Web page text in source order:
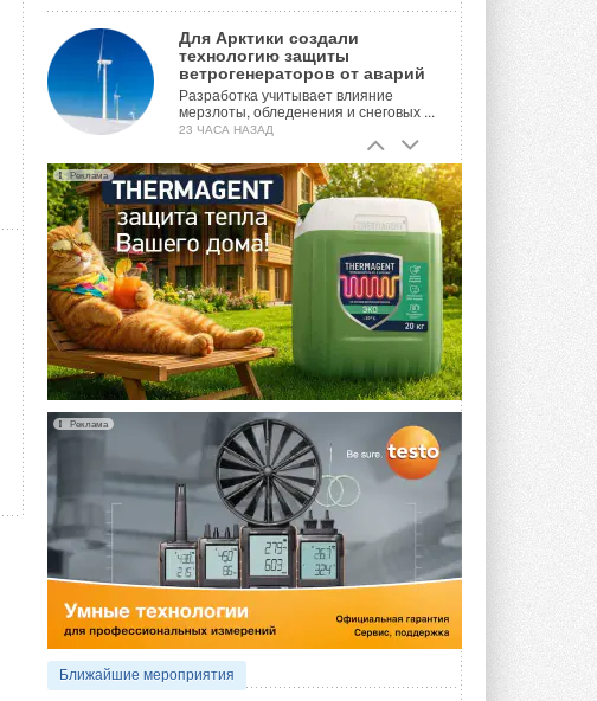
Для Арктики создали
технологию защиты
ветрогенераторов от аварий
Разработка учитывает влияние
мерзлоты, обледенения и снеговых ...
23 ЧАСА НАЗАД
Гибридный тепловой насос PV/T
с одним общим испарителем
Исследователи предложили
конструкцию двухисточникового ...
ВЧЕРА
21-й ежегодный форум
«ЦОД-2026»
Мероприятие пройдет 2-3 сентября в
отеле Radisson Slavyanskaya. Форум
посетит более двух тысяч участников ...
ВЧЕРА
Китайская Shenling представила
линейку тепловых насосов
«воздух-вода» на R290
Серия ThermaX R290 All-In-One
включает три модели ...
4 АВГУСТА 2026
Тепловые насосы в связке с
солнечной генерацией и
накопителем снижают
потребление на 60%
Исследователи из Италии установили ...
4 АВГУСТА 2026
Реклама
Реклама
Ближайшие мероприятия